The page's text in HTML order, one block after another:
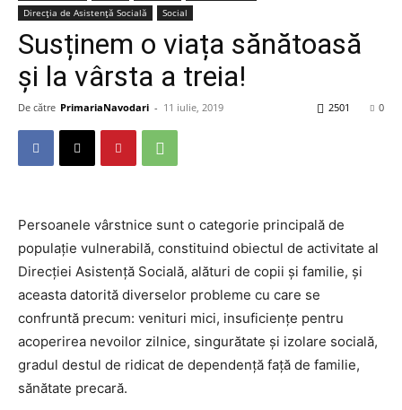
Direcția de Asistență Socială
Social
Susținem o viața sănătoasă
și la vârsta a treia!
De către PrimariaNavodari - 11 iulie, 2019 0
2501
Persoanele vârstnice sunt o categorie principală de
populație vulnerabilă, constituind obiectul de activitate al
Direcției Asistență Socială, alături de copii și familie, şi
aceasta datorită diverselor probleme cu care se
confruntă precum: venituri mici, insuficiențe pentru
acoperirea nevoilor zilnice, singurătate și izolare socială,
gradul destul de ridicat de dependență faţă de familie,
sănătate precară.